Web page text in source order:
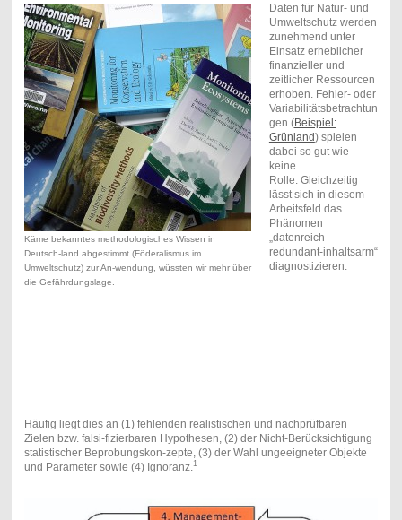
Käme bekanntes methodologisches Wissen in
Deutsch-land abgestimmt (Föderalismus im
Umweltschutz) zur An-wendung, wüssten wir mehr über
die Gefährdungslage.
Daten für Natur- und
Umweltschutz werden
zunehmend unter
Einsatz erheblicher
finanzieller und
zeitlicher Ressourcen
erhoben. Fehler- oder
Variabilitätsbetrachtun
gen (Beispiel:
Grünland) spielen
dabei so gut wie
keine
Rolle. Gleichzeitig
lässt sich in diesem
Arbeitsfeld das
Phänomen
„datenreich-
redundant-inhaltsarm“
diagnostizieren.
Häufig liegt dies an (1) fehlenden realistischen und nachprüfbaren
Zielen bzw. falsi-fizierbaren Hypothesen, (2) der Nicht-Berücksichtigung
statistischer Beprobungskon-zepte, (3) der Wahl ungeeigneter Objekte
und Parameter sowie (4) Ignoranz. 1